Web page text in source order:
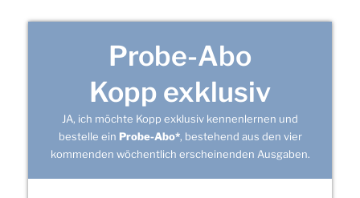
Probe-Abo
Kopp exklusiv
JA, ich möchte Kopp exklusiv kennenlernen und
bestelle ein Probe-Abo*, bestehend aus den vier
kommenden wöchentlich erscheinenden Ausgaben.